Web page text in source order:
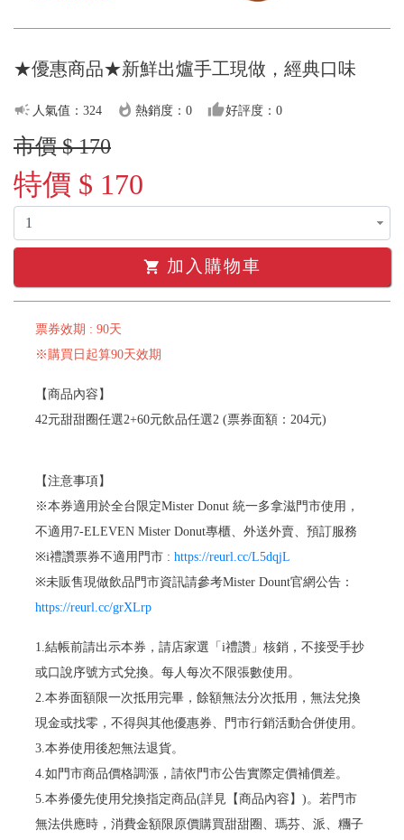
★優惠商品★新鮮出爐手工現做，經典口味
campaign 人氣值：324 whatshot 熱銷度：0 thumb_up好評度：0
市價 $ 170
特價 $ 170
shopping_cart 加入購物車
票券效期 : 90天
※購買日起算90天效期
【商品內容】
42元甜甜圈任選2+60元飲品任選2 (票券面額：204元)
【注意事項】
※本券適用於全台限定Mister Donut 統一多拿滋門市使用，
不適用7-ELEVEN Mister Donut專櫃、外送外賣、預訂服務
※i禮讚票券不適用門市 : https://reurl.cc/L5dqjL
※未販售現做飲品門市資訊請參考Mister Dount官網公告：
https://reurl.cc/grXLrp
1.結帳前請出示本券，請店家選「i禮讚」核銷，不接受手抄
或口說序號方式兌換。每人每次不限張數使用。
2.本券面額限一次抵用完畢，餘額無法分次抵用，無法兌換
現金或找零，不得與其他優惠券、門市行銷活動合併使用。
3.本券使用後恕無法退貨。
4.如門市商品價格調漲，請依門市公告實際定價補價差。
5.本券優先使用兌換指定商品(詳見【商品內容】)。若門市
無法供應時，消費金額限原價購買甜甜圈、瑪芬、派、糰子